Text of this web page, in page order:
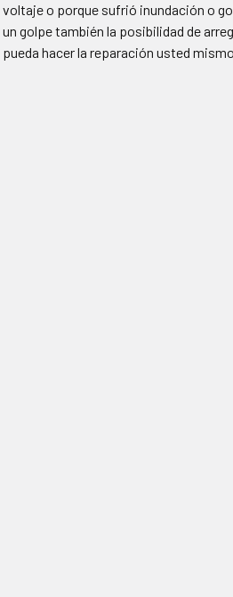
voltaje o porque sufrió inundación o
un golpe también la posibilidad de
pueda hacer la reparación usted